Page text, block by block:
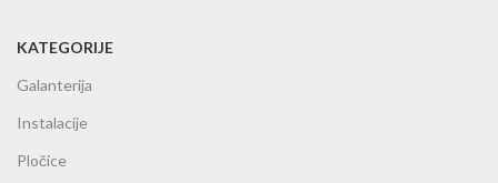
KATEGORIJE
Galanterija
Instalacije
Pločice